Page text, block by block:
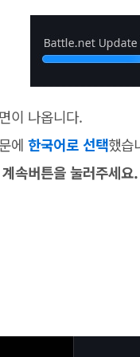
이 나옵니다.
에 한국어로 선택했습
계속버튼을 눌러주세요.